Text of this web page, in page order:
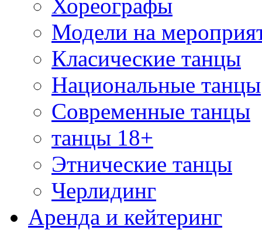
Хореографы
Модели на
Класические танцы
Национальные танцы
Современные танцы
танцы 18+
Этнические танцы
Черлидинг
Аренда и кейтеринг